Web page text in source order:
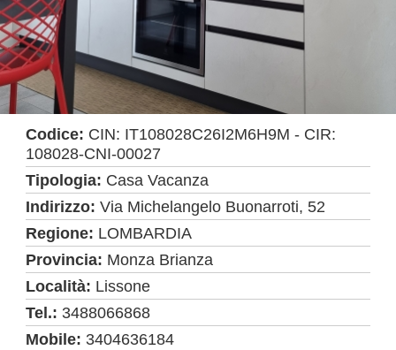
Codice: CIN: IT108028C26I2M6H9M - CIR:
108028-CNI-00027
Tipologia: Casa Vacanza
Indirizzo:Via Michelangelo Buonarroti, 52
Regione: LOMBARDIA
Provincia: Monza Brianza
Località: Lissone
Tel.: 3488066868
Mobile: 3404636184